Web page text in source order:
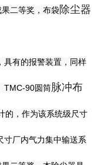
二等奖，布袋除尘器
具有的报警装置，同样
TMC-90圆筒脉冲布
的，作为该系统级尺寸
寸厂内气力集中输送系